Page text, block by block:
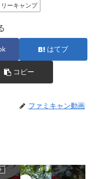
リーキャンプ
はてブ
コピー
ファミキャン動画